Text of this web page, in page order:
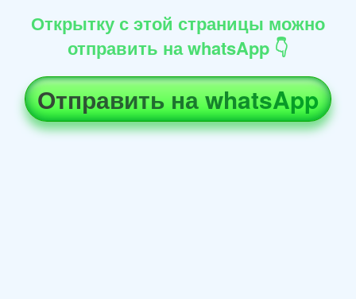
Открытку с этой страницы можно
отправить на whatsApp 👇
Отправить на whatsApp